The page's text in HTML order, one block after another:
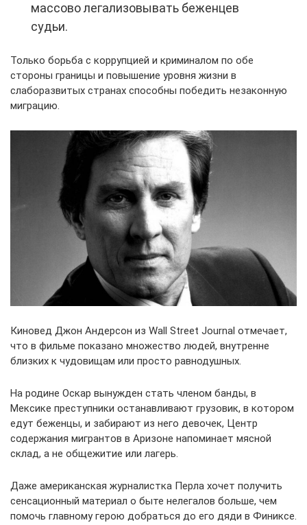
массово легализовывать беженцев
судьи.
Только борьба с коррупцией и криминалом по обе
стороны границы и повышение уровня жизни в
слаборазвитых странах способны победить незаконную
миграцию.
Киновед Джон Андерсон из Wall Street Journal отмечает,
что в фильме показано множество людей, внутренне
близких к чудовищам или просто равнодушных.
На родине Оскар вынужден стать членом банды, в
Мексике преступники останавливают грузовик, в котором
едут беженцы, и забирают из него девочек, Центр
содержания мигрантов в Аризоне напоминает мясной
склад, а не общежитие или лагерь.
Даже американская журналистка Перла хочет получить
сенсационный материал о быте нелегалов больше, чем
помочь главному герою добраться до его дяди в Финиксе.